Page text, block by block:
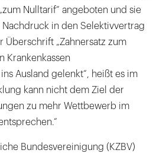
Nulltarif“ angeboten und sie
in den Selektivvertrag
Überschrift „Zahnersatz zum
Krankenkassen
Ausland gelenkt“, heißt es im
kann nicht dem Ziel der
zu mehr Wettbewerb im
Bundesvereinigung (KZBV)